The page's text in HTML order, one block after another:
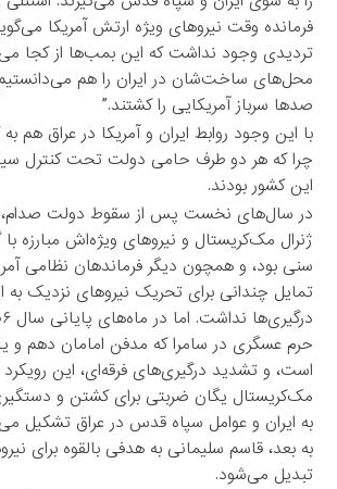
فرمانده وقت نیروهای ویژه ارتش آمریکا
تردیدی وجود نداشت که این بمب‌ها از کجا
محل‌های ساخت‌شان در ایران را هم
صدها سرباز آمریکایی را کشتند.”
با این وجود روابط ایران و آمریکا در عراق هم
چرا که هر دو طرف حامی دولت تحت کنترل
این کشور بودند.
در سال‌های نخست پس از سقوط دولت صدام،
ژنرال مک‌کریستال و نیروهای ویژه‌اش مبارزه
سنی بود، و همچون دیگر فرماندهان نظامی
تمایل چندانی برای تحریک نیروهای نزدیک به
حرم عسگری در سامرا که مدفن امامان دهم و
است، و تشدید درگیری‌های فرقه‌ای، این
مک‌کریستال یگان ضربتی برای کشتن و
به ایران و عوامل سپاه قدس در عراق تشکیل
به بعد، قاسم سلیمانی به هدفی بالقوه برای
تبدیل می‌شود.